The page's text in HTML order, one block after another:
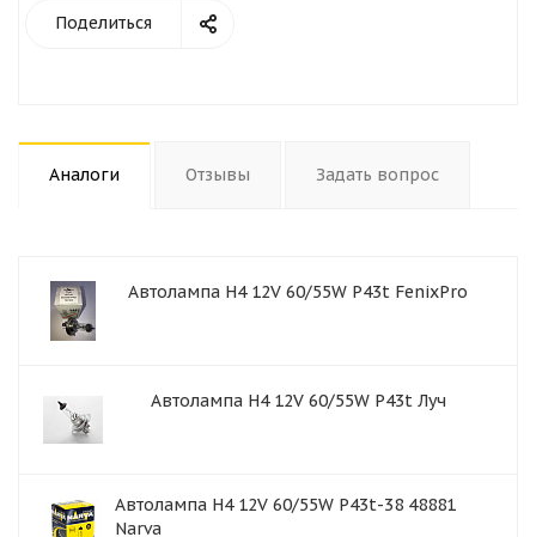
Поделиться
Аналоги Отзывы Задать вопрос
Автолампа H4 12V 60/55W P43t FenixPro
Автолампа H4 12V 60/55W P43t Луч
Автолампа H4 12V 60/55W P43t-38 48881
Narva